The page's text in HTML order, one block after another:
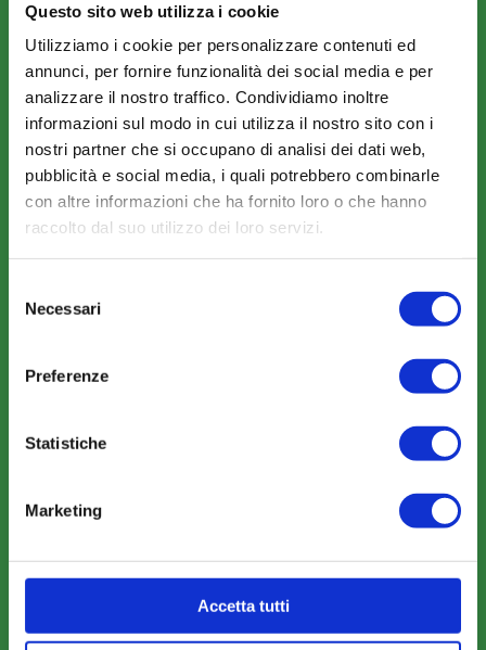
Questo sito web utilizza i cookie
Utilizziamo i cookie per personalizzare contenuti ed
annunci, per fornire funzionalità dei social media e per
analizzare il nostro traffico. Condividiamo inoltre
informazioni sul modo in cui utilizza il nostro sito con i
nostri partner che si occupano di analisi dei dati web,
pubblicità e social media, i quali potrebbero combinarle
con altre informazioni che ha fornito loro o che hanno
raccolto dal suo utilizzo dei loro servizi.
delNecessari
Preferenze
Statistiche
Marketing
Accetta tutti
COSA FACCIAMO
Perché scegliere FonARCom
Il Funzionamento
COME ADERIRE
Mobilità e Portabilità